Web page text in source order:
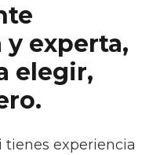
experta,
elegir,
tienes experiencia